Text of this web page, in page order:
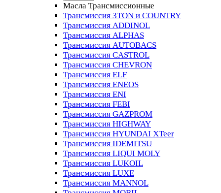
Масла Трансмиссионные
Трансмиссия 3TON и COUNTRY
Трансмиссия ADDINOL
Трансмиссия ALPHAS
Трансмиссия AUTOBACS
Трансмиссия CASTROL
Трансмиссия CHEVRON
Трансмиссия ELF
Трансмиссия ENEOS
Трансмиссия ENI
Трансмиссия FEBI
Трансмиссия GAZPROM
Трансмиссия HIGHWAY
Трансмиссия HYUNDAI XTeer
Трансмиссия IDEMITSU
Трансмиссия LIQUI MOLY
Трансмиссия LUKOIL
Трансмиссия LUXE
Трансмиссия MANNOL